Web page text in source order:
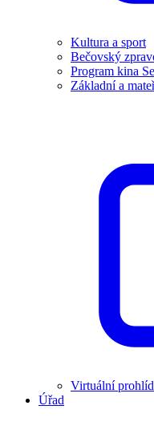
Kultura a sport
Bečovský
Program kina
Základní a
Virtuální
Úřad